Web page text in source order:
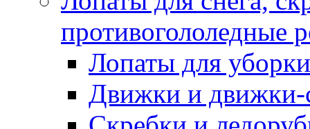
противогололедные
Лопаты для
Движки и движки-